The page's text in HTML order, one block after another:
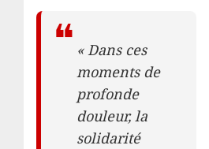
« Dans ces
moments de
profonde
douleur, la
solidarité